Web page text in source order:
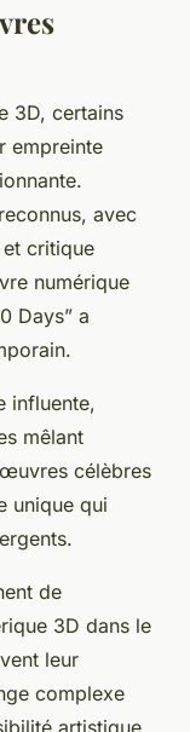
3D, certains
empreinte
avec
critique
numérique
Days” a
influente,
mêlant
célèbres
unique qui
de
3D dans le
leur
complexe
artistique.